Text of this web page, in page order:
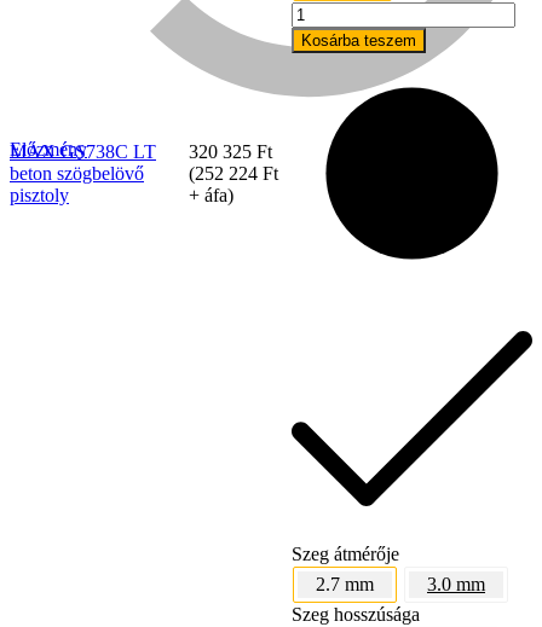
Bühnen
Előzmény
MAX GS738C LT
beton szögbelövő
pisztoly
320 325 Ft
(252 224 Ft
+ áfa)
MAX
GS738C
LT
szögbelövő
pisztoly
mennyiség
Kosárba teszem
Szeg átmérője
2.7 mm
3.0 mm
Szeg hosszúsága